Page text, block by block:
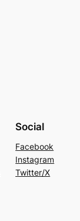
Social
Facebook
Instagram
Twitter/X